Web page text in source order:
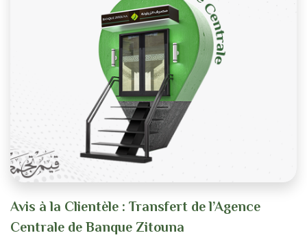
Avis à la Clientèle : Transfert de l’Agence
Centrale de Banque Zitouna